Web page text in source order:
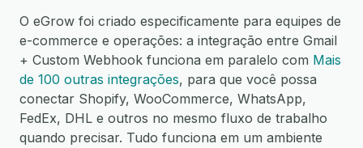
O eGrow foi criado especificamente para equipes de
e-commerce e operações: a integração entre Gmail
+ Custom Webhook funciona em paralelo com Mais
de 100 outras integrações, para que você possa
conectar Shopify, WooCommerce, WhatsApp,
FedEx, DHL e outros no mesmo fluxo de trabalho
quando precisar. Tudo funciona em um ambiente